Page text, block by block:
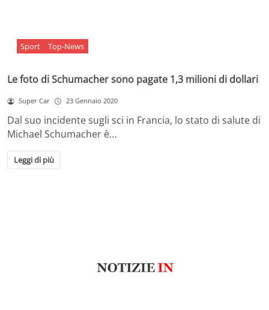
Sport Top-News
Le foto di Schumacher sono pagate 1,3 milioni di dollari
Super Car 23 Gennaio 2020
Dal suo incidente sugli sci in Francia, lo stato di salute di
Michael Schumacher è…
Leggi di più